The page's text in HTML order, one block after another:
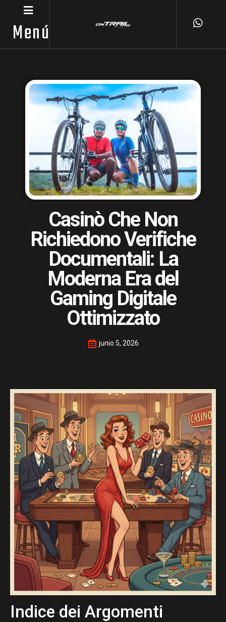
Menú
Casinò Che Non
Richiedono Verifiche
Documentali: La
Moderna Era del
Gaming Digitale
Ottimizzato
junio 5, 2026
Indice dei Argomenti